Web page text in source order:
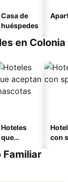
Casa de
huéspedes
en Colonia
Hoteles
que
mascotas
con